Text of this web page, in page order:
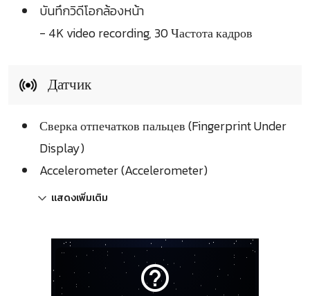
บันทึกวิดีโอกล้องหน้า
- 4K video recording, 30 Частота кадров
Датчик
Сверка отпечатков пальцев (Fingerprint Under
Display)
Accelerometer (Accelerometer)
แสดงเพิ่มเติม
help_outline